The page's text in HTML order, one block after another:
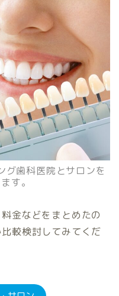
グ歯科医院とサロンを
す。
金などをまとめたの
較検討してみてくだ